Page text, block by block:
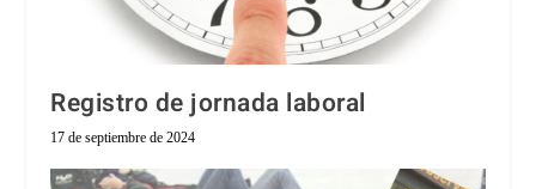
Registro de jornada laboral
17 de septiembre de 2024